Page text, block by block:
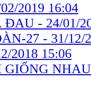
2019 16:04
ĐAU - 24/01/
27 - 31/12/
2018 15:06
GIỐNG